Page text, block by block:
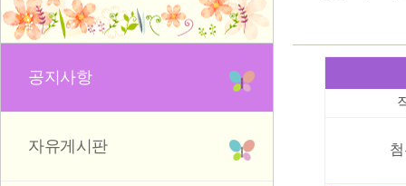
공지사항
자유게시판